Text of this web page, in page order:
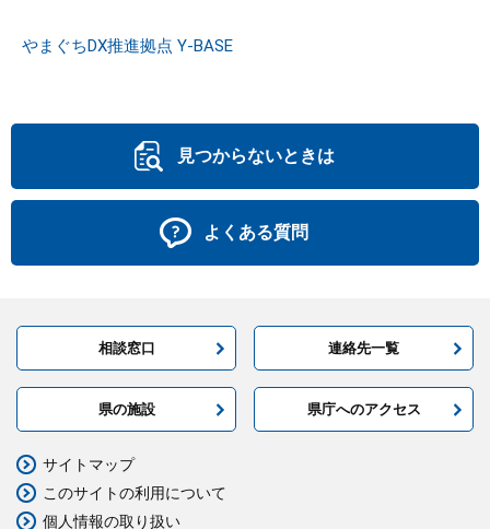
やまぐちDX推進拠点 Y-BASE
見つからないときは
よくある質問
相談窓口 連絡先一覧
県の施設 県庁へのアクセス
サイトマップ
このサイトの利用について
個人情報の取り扱い